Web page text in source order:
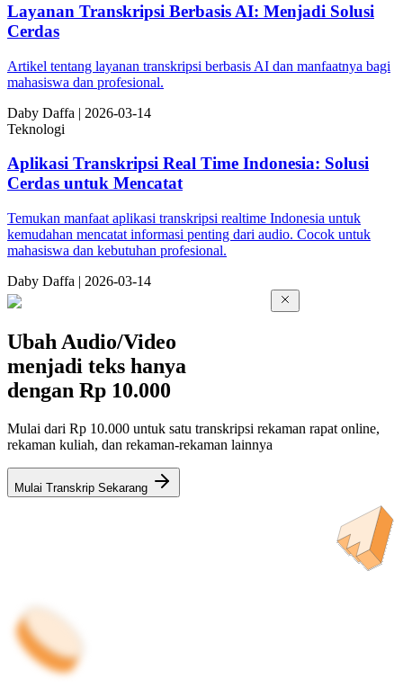
Layanan Transkripsi Berbasis AI: Menjadi Solusi
Cerdas
Artikel tentang layanan transkripsi berbasis AI dan manfaatnya bagi
mahasiswa dan profesional.
Daby Daffa | 2026-03-14
Teknologi
Aplikasi Transkripsi Real Time Indonesia: Solusi
Cerdas untuk Mencatat
Temukan manfaat aplikasi transkripsi realtime Indonesia untuk
kemudahan mencatat informasi penting dari audio. Cocok untuk
mahasiswa dan kebutuhan profesional.
Daby Daffa | 2026-03-14
Ubah Audio/Video
menjadi teks hanya
dengan Rp 10.000
Mulai dari Rp 10.000 untuk satu transkripsi rekaman rapat online,
rekaman kuliah, dan rekaman-rekaman lainnya
Mulai Transkrip Sekarang